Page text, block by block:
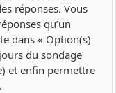
réponses. Vous
qu’un
dans « Option(s)
du sondage
et enfin permettre